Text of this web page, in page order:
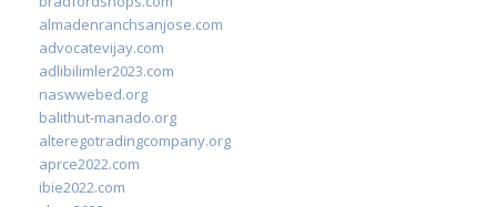
almadenranchsanjose.com
advocatevijay.com
adlibilimler2023.com
naswwebed.org
balithut-manado.org
alteregotradingcompany.org
aprce2022.com
ibie2022.com